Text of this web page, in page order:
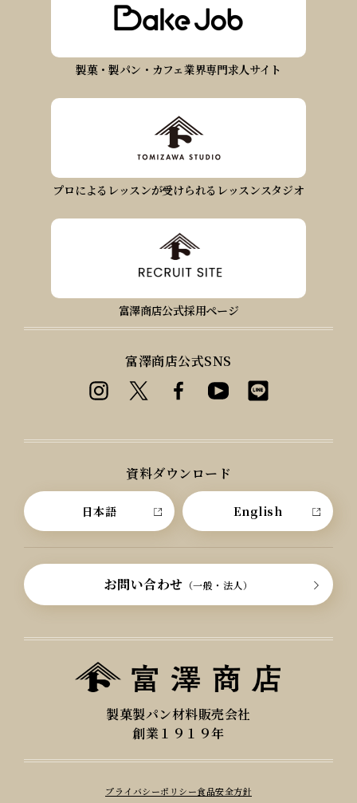
製菓・製パン・カフェ業界専門求人サイト
プロによるレッスンが受けられるレッスンスタジオ
富澤商店公式採用ページ
富澤商店公式SNS
資料ダウンロード
日本語 English
お問い合わせ （一般・法人）
製菓製パン材料販売会社
創業１９１９年
プライバシーポリシー食品安全方針